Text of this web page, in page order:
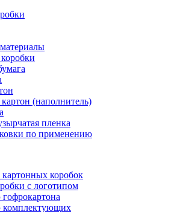
(наполнитель)
пленка
по применению
коробок
с логотипом
комплектующих